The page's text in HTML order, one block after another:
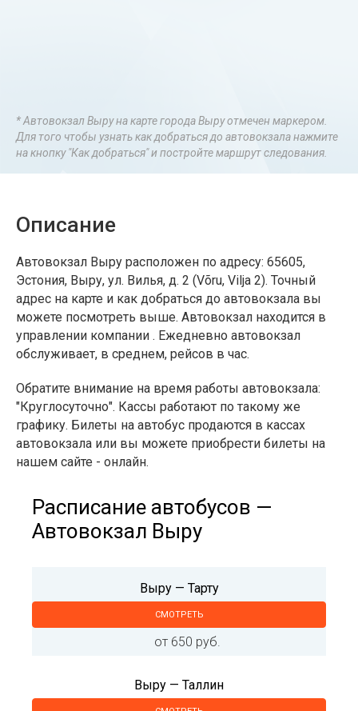
* Автовокзал Выру на карте города Выру отмечен маркером.
Для того чтобы узнать как добраться до автовокзала нажмите
на кнопку "Как добраться" и постройте маршрут следования.
Описание
Автовокзал Выру расположен по адресу: 65605,
Эстония, Выру, ул. Вилья, д. 2 (Võru, Vilja 2). Точный
адрес на карте и как добраться до автовокзала вы
можете посмотреть выше. Автовокзал находится в
управлении компании . Ежедневно автовокзал
обслуживает, в среднем, рейсов в час.
Обратите внимание на время работы автовокзала:
"Круглосуточно". Кассы работают по такому же
графику. Билеты на автобус продаются в кассах
автовокзала или вы можете приобрести билеты на
нашем сайте - онлайн.
Расписание автобусов —
Автовокзал Выру
Выру — Тарту
СМОТРЕТЬ
от 650 руб.
Выру — Таллин